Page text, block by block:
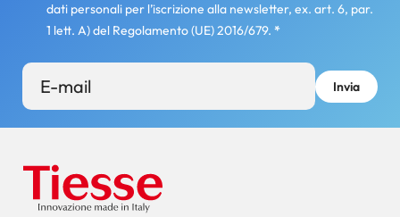
dati personali per l’iscrizione alla newsletter, ex. art. 6, par.
1 lett. A) del Regolamento (UE) 2016/679. *